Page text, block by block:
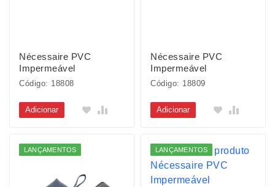
Nécessaire PVC
Impermeável
Código: 18808
Adicionar
Nécessaire PVC
Impermeável
Código: 18809
Adicionar
LANÇAMENTOS LANÇAMENTOS